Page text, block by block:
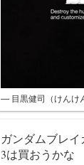
— 目黒健司（けんけ
ガンダムブレ
3は買おうかな